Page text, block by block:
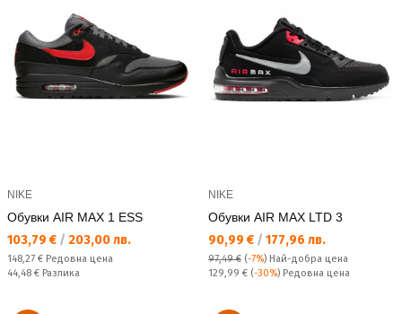
NIKE
Обувки AIR MAX 1 ESS
Текуща цена:
103,79 € / 203,00 лв.
Редовна цена:
148,27 € Редовна цена
Спестявате:
44,48 € Разлика
NIKE
Обувки AIR MAX LTD 3
Текуща цена:
90,99 € / 177,96 лв.
97,49 € (-7%) Най-добра цена
Редовна цена:
129,99 € (-30%) Редовна цена